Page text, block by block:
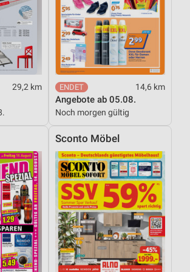
29,2 km 14,6 km
Angebote ab 05.08.
Noch morgen gültig
Sconto Möbel
von Inhalten
durch Statistiken oder
Daten aus verschiedenen
Verbesserung der Angebote
Daten zur Auswahl von
Standortdaten
aktiv angeforderten